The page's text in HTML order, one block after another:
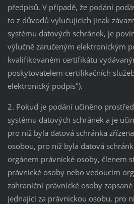
předpisů. V případě, že podání
to z důvodů vylučujících jinak
systému datových schránek, je
výlučně zaručeným elektronickým
kvalifikovaném certifikátu
poskytovatelem certifikačních
elektronický podpis").
2. Pokud je podání učiněno
systému datových schránek a je
pro niž byla datová schránka
osobou, pro niž byla datová
orgánem právnické osoby, členem
právnické osoby nebo vedoucím
zahraniční právnické osoby
jednající za právnickou osobu, pro